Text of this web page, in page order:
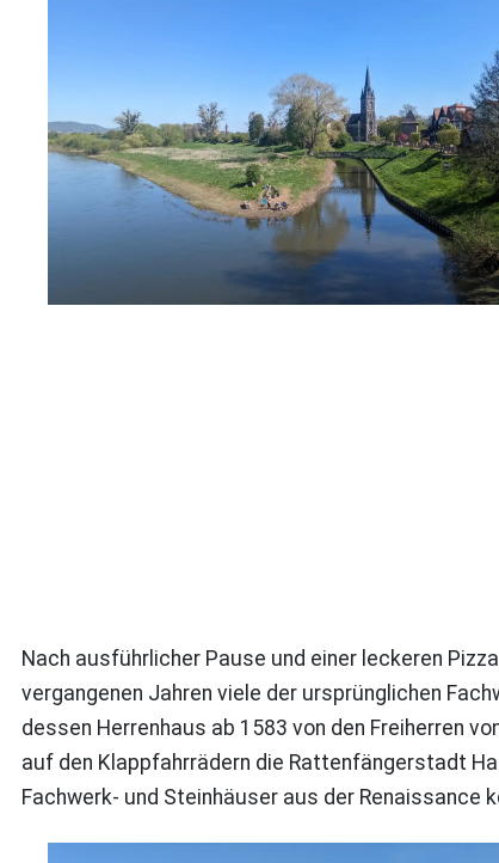
Nach ausführlicher Pause und einer leckeren
vergangenen Jahren viele der ursprünglichen
dessen Herrenhaus ab 1583 von den Freiherren
auf den Klappfahrrädern die Rattenfängerstadt
Fachwerk- und Steinhäuser aus der Renaissance